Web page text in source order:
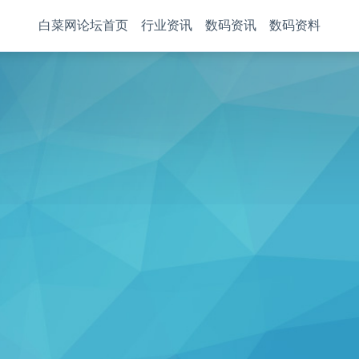
白菜网论坛首页 行业资讯 数码资讯 数码资料